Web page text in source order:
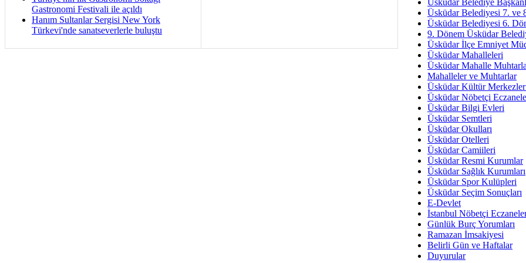
Gastronomi Festivali ile açıldı
Hanım Sultanlar Sergisi New York
Türkevi'nde sanatseverlerle buluştu
İmar Sorunlarının Genel
Arakan
Bayramın
Ruhsal
Üsküdar
Üsküdar Belediye
Üsküdar Belediyesi 7. ve
Üsküdar Belediyesi 6.
9. Dönem Üsküdar
Üsküdar İlçe Emniyet
Üsküdar Mahalleleri
Üsküdar Mahalle
Mahalleler ve Muhtarlar
Üsküdar Kültür
Üsküdar Nöbetçi
Üsküdar Bilgi Evleri
Üsküdar Semtleri
Üsküdar Okulları
Üsküdar Otelleri
Üsküdar Camiileri
Üsküdar Resmi Kurumlar
Üsküdar Sağlık Kurumları
Üsküdar Spor Kulüpleri
Üsküdar Seçim Sonuçları
E-Devlet
İstanbul Nöbetçi
Günlük Burç Yorumları
Ramazan İmsakiyesi
Belirli Gün ve Haftalar
Duyurular